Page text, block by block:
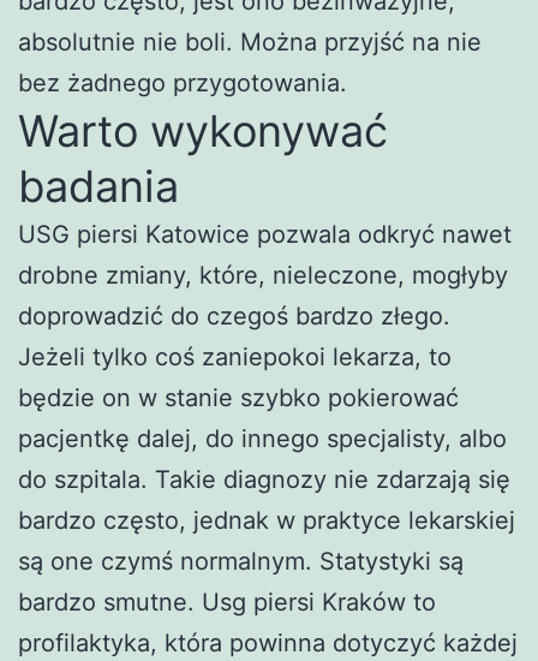
absolutnie nie boli. Można przyjść na nie
bez żadnego przygotowania.
Warto wykonywać
badania
USG piersi Katowice pozwala odkryć nawet
drobne zmiany, które, nieleczone, mogłyby
doprowadzić do czegoś bardzo złego.
Jeżeli tylko coś zaniepokoi lekarza, to
będzie on w stanie szybko pokierować
pacjentkę dalej, do innego specjalisty, albo
do szpitala. Takie diagnozy nie zdarzają się
bardzo często, jednak w praktyce lekarskiej
są one czymś normalnym. Statystyki są
bardzo smutne. Usg piersi Kraków to
profilaktyka, która powinna dotyczyć każdej